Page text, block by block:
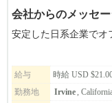
会社からのメッセ
安定した日系企業でオ
お客様対応やデータ入
事です。業界経験は問
未経験の方も安心して
給与
時給 USD
勤務地
Irvine ,